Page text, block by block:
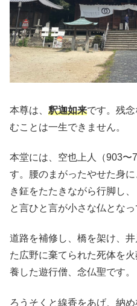
本尊は、 釈迦如来です。残
むことは一生できません。
本堂には、空也上人（903〜
す。腰のまがったやせた身
き鉦をたたきながら行脚し
と言ひと言が小さな仏となっ
道路を補修し、橋を架け、
た広野に棄てられた死体を
養した遊行僧、念仏聖です。
ろうそくと線香をあげ、納